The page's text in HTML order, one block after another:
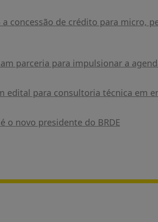
a concessão de crédito para micro,
parceria para impulsionar a
edital para consultoria técnica em
o novo presidente do BRDE